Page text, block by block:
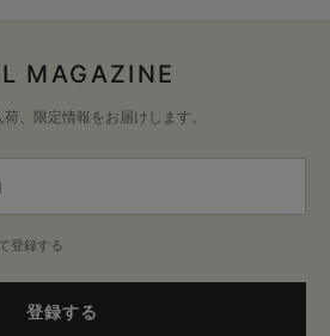
MAGAZINE
、限定情報をお届けします。
登録する
登録する